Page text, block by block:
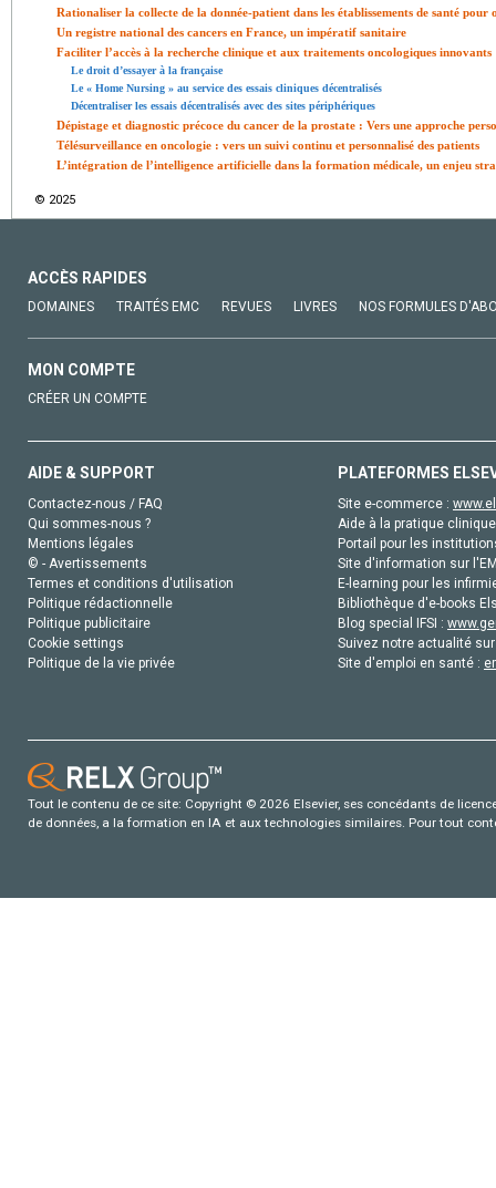
Rationaliser la collecte de la donnée-patient dans les établissements de santé pour
Un registre national des cancers en France, un impératif sanitaire
Faciliter l’accès à la recherche clinique et aux traitements oncologiques innovants
Le droit d’essayer à la française
Le « Home Nursing » au service des essais cliniques décentralisés
Décentraliser les essais décentralisés avec des sites périphériques
Dépistage et diagnostic précoce du cancer de la prostate : Vers une approche
Télésurveillance en oncologie : vers un suivi continu et personnalisé des patients
L’intégration de l’intelligence artificielle dans la formation médicale, un enjeu
© 2025
ACCÈS RAPIDES
DOMAINES TRAITÉS EMC REVUES LIVRES NOS FORMULES
MON COMPTE
CRÉER UN COMPTE
AIDE & SUPPORT
Contactez-nous / FAQ
Qui sommes-nous ?
Mentions légales
© - Avertissements
Termes et conditions d'utilisation
Politique rédactionnelle
Politique publicitaire
Cookie settings
Politique de la vie privée
PLATEFORMES
Site e-commerce :
Aide à la pratique
Portail pour les
Site d'information sur
E-learning pour les
Bibliothèque d'e-books
Blog special IFSI :
Suivez notre actualité
Site d'emploi en santé :
Tout le contenu de ce site: Copyright © 2026 Elsevier, ses concédants de
de données, a la formation en IA et aux technologies similaires. Pour tout